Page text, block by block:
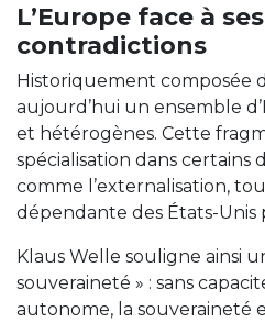
L’Europe face à
contradictions
Historiquement composée
aujourd’hui un ensemble
et hétérogènes. Cette
spécialisation dans certains
comme l’externalisation,
dépendante des États-Unis
Klaus Welle souligne ainsi
souveraineté » : sans
autonome, la souveraineté